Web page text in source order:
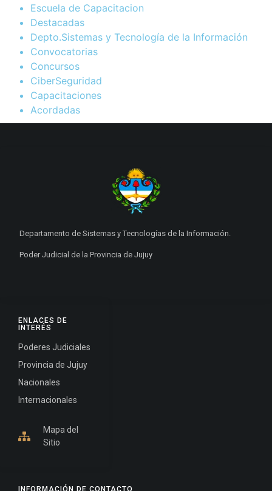
Escuela de Capacitacion
Destacadas
Depto.Sistemas y Tecnología de la Información
Convocatorias
Concursos
CiberSeguridad
Capacitaciones
Acordadas
INFORMACIÓN DE CONTACTO
ENLACES DE
INTERÉS
Poderes Judiciales
Provincia de Jujuy
Nacionales
Internacionales
Mapa del
Sitio
Departamento de Sistemas y Tecnologías de la Información.
Poder Judicial de la Provincia de Jujuy